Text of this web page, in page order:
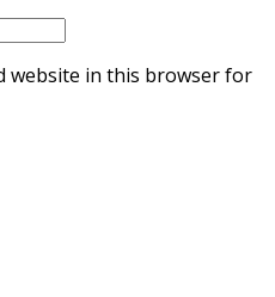
website in this browser for